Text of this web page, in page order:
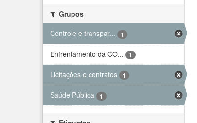
Grupos
Controle e transpar...
1
Enfrentamento da CO... 1
Licitações e contratos 1
Saúde Pública 1